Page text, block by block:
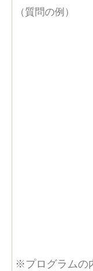
（質問の例）
※プログラムの